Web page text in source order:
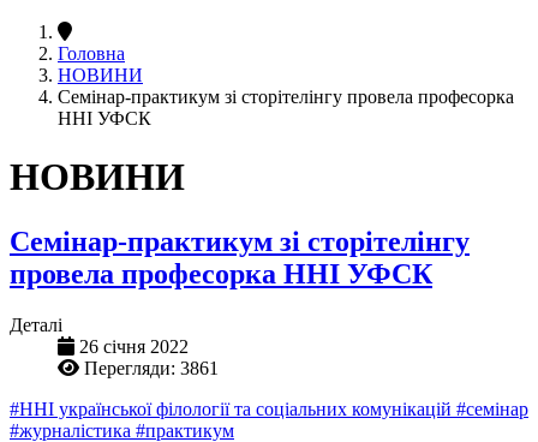
Головна
НОВИНИ
Семінар-практикум зі сторітелінгу провела професорка
ННІ УФСК
НОВИНИ
Семінар-практикум зі сторітелінгу
провела професорка ННІ УФСК
Деталі
26 січня 2022
Перегляди: 3861
#ННІ української філології та соціальних комунікацій #семінар
#журналістика #практикум